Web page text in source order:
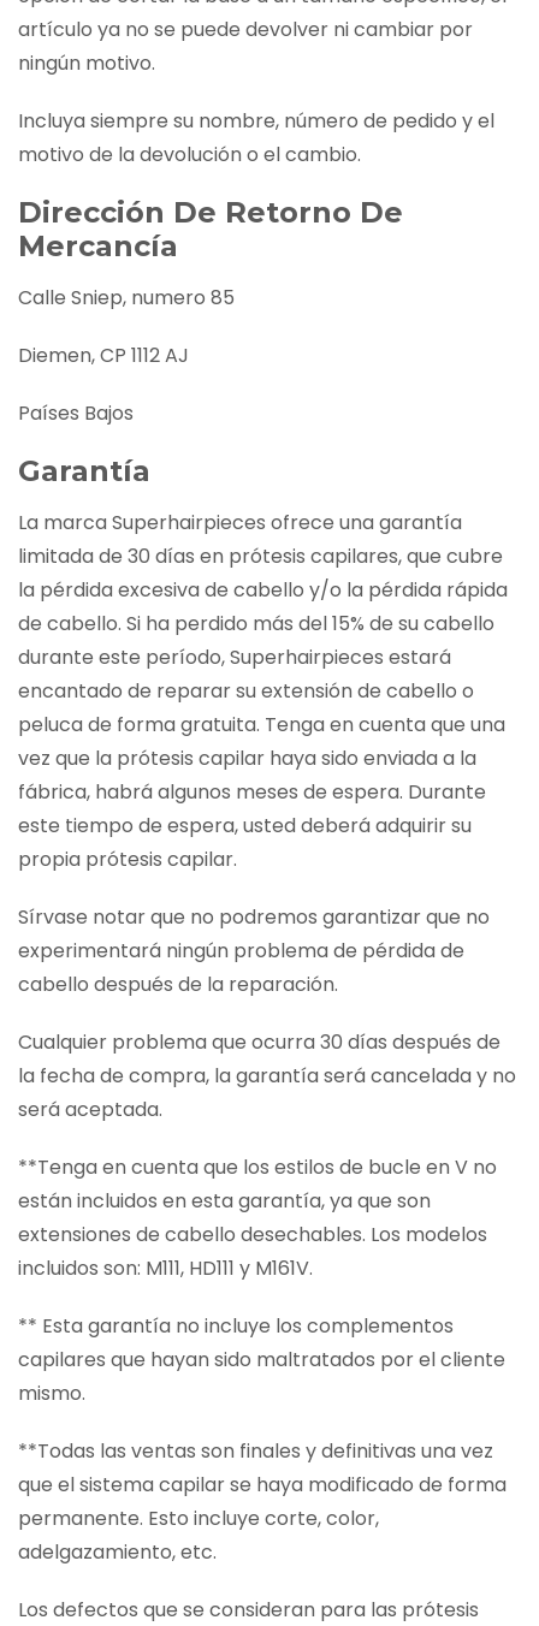
artículo ya no se puede devolver ni cambiar por
ningún motivo.
Incluya siempre su nombre, número de pedido y el
motivo de la devolución o el cambio.
Dirección De Retorno De
Mercancía
Calle Sniep, numero 85
Diemen, CP 1112 AJ
Países Bajos
Garantía
La marca Superhairpieces ofrece una garantía
limitada de 30 días en prótesis capilares, que cubre
la pérdida excesiva de cabello y/o la pérdida rápida
de cabello. Si ha perdido más del 15% de su cabello
durante este período, Superhairpieces estará
encantado de reparar su extensión de cabello o
peluca de forma gratuita. Tenga en cuenta que una
vez que la prótesis capilar haya sido enviada a la
fábrica, habrá algunos meses de espera. Durante
este tiempo de espera, usted deberá adquirir su
propia prótesis capilar.
Sírvase notar que no podremos garantizar que no
experimentará ningún problema de pérdida de
cabello después de la reparación.
Cualquier problema que ocurra 30 días después de
la fecha de compra, la garantía será cancelada y no
será aceptada.
**Tenga en cuenta que los estilos de bucle en V no
están incluidos en esta garantía, ya que son
extensiones de cabello desechables. Los modelos
incluidos son: M111, HD111 y M161V.
** Esta garantía no incluye los complementos
capilares que hayan sido maltratados por el cliente
mismo.
**Todas las ventas son finales y definitivas una vez
que el sistema capilar se haya modificado de forma
permanente. Esto incluye corte, color,
adelgazamiento, etc.
Los defectos que se consideran para las prótesis